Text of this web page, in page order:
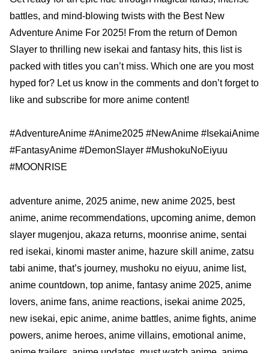
battles, and mind-blowing twists with the Best New
Adventure Anime For 2025! From the return of Demon
Slayer to thrilling new isekai and fantasy hits, this list is
packed with titles you can’t miss. Which one are you most
hyped for? Let us know in the comments and don’t forget to
like and subscribe for more anime content!
#AdventureAnime #Anime2025 #NewAnime #IsekaiAnime
#FantasyAnime #DemonSlayer #MushokuNoEiyuu
#MOONRISE
adventure anime, 2025 anime, new anime 2025, best
anime, anime recommendations, upcoming anime, demon
slayer mugenjou, akaza returns, moonrise anime, sentai
red isekai, kinomi master anime, hazure skill anime, zatsu
tabi anime, that’s journey, mushoku no eiyuu, anime list,
anime countdown, top anime, fantasy anime 2025, anime
lovers, anime fans, anime reactions, isekai anime 2025,
new isekai, epic anime, anime battles, anime fights, anime
powers, anime heroes, anime villains, emotional anime,